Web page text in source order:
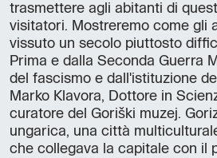
trasmettere agli abitanti di
visitatori. Mostreremo come gli
vissuto un secolo piuttosto
Prima e dalla Seconda Guerra
del fascismo e dall'istituzione
Marko Klavora, Dottore in
curatore del Goriški muzej.
ungarica, una città
che collegava la capitale con il